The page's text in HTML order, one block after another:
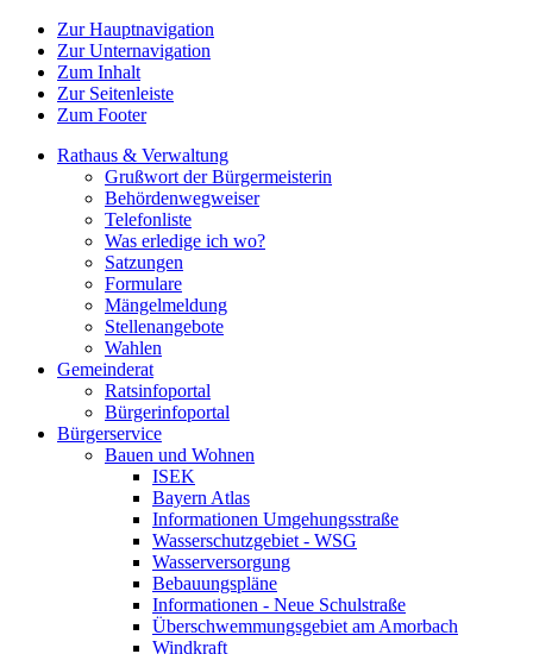
Zur Hauptnavigation
Zur Unternavigation
Zum Inhalt
Zur Seitenleiste
Zum Footer
Rathaus & Verwaltung
Grußwort der Bürgermeisterin
Behördenwegweiser
Telefonliste
Was erledige ich wo?
Satzungen
Formulare
Mängelmeldung
Stellenangebote
Wahlen
Gemeinderat
Ratsinfoportal
Bürgerinfoportal
Bürgerservice
Bauen und Wohnen
ISEK
Bayern Atlas
Informationen Umgehungsstraße
Wasserschutzgebiet - WSG
Wasserversorgung
Bebauungspläne
Informationen - Neue Schulstraße
Überschwemmungsgebiet am Amorbach
Windkraft